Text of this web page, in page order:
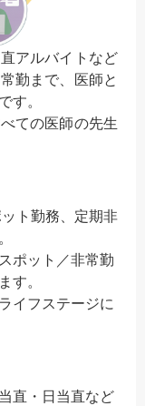
アルバイトなど
勤まで、医師と
す。
ての医師の先生
ト勤務、定期非
ポット／非常勤
す。
イフステージに
直・日当直など